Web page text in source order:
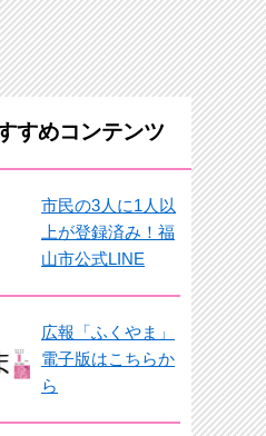
すめコンテンツ
市民の3人に1人以
上が登録済み！福
山市公式LINE
広報「ふくやま」
電子版はこちらか
ら